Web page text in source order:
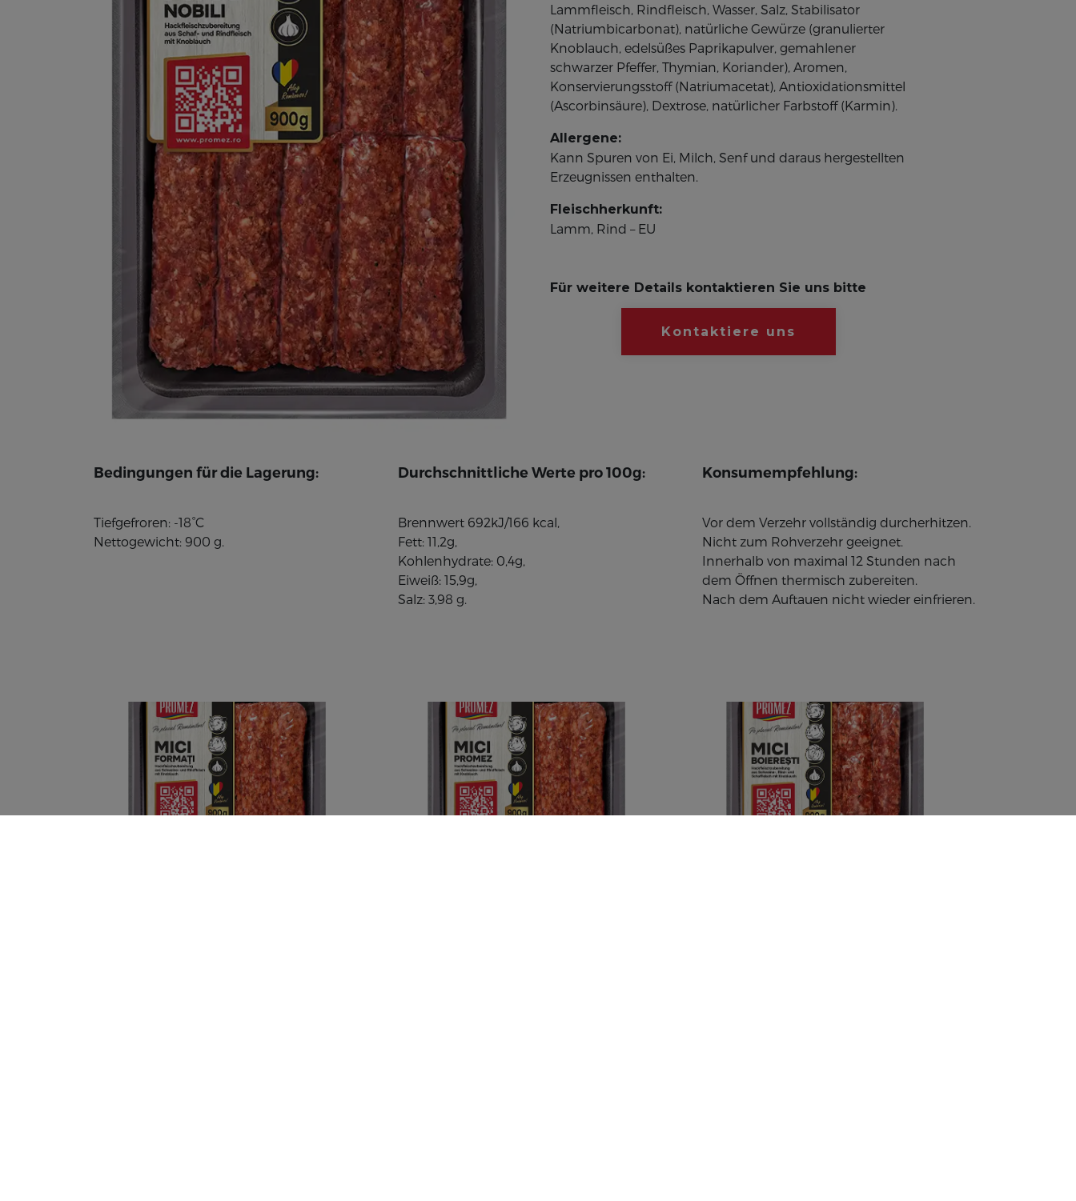
Lammfleisch, Rindfleisch, Wasser, Salz, Stabilisator
(Natriumbicarbonat), natürliche Gewürze (granulierter
Knoblauch, edelsüßes Paprikapulver, gemahlener
schwarzer Pfeffer, Thymian, Koriander), Aromen,
Konservierungsstoff (Natriumacetat), Antioxidationsmittel
(Ascorbinsäure), Dextrose, natürlicher Farbstoff (Karmin).
Allergene:
Kann Spuren von Ei, Milch, Senf und daraus hergestellten
Erzeugnissen enthalten.
Fleischherkunft:
Lamm, Rind – EU
Für weitere Details kontaktieren Sie uns bitte
Kontaktiere uns
Bedingungen für die Lagerung:
Tiefgefroren: -18°C
Nettogewicht: 900 g.
Durchschnittliche Werte pro 100g:
Brennwert 692kJ/166 kcal,
Fett: 11,2g,
Kohlenhydrate: 0,4g,
Eiweiß: 15,9g,
Salz: 3,98 g.
Konsumempfehlung:
Vor dem Verzehr vollständig durcherhitzen.
Nicht zum Rohverzehr geeignet.
Innerhalb von maximal 12 Stunden nach
dem Öffnen thermisch zubereiten.
Nach dem Auftauen nicht wieder einfrieren.